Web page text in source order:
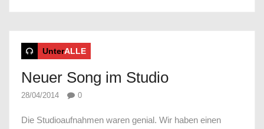
UnterALLE
Neuer Song im Studio
28/04/2014 0
Die Studioaufnahmen waren genial. Wir haben einen